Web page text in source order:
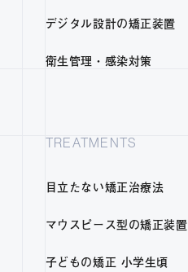
デジタル設計の矯正装置
衛生管理・感染対策
TREATMENTS
目立たない矯正治療法
マウスピース型の矯正装置
子どもの矯正 小学生頃